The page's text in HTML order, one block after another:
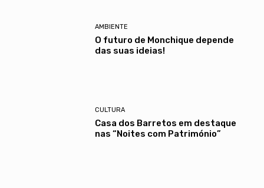
AMBIENTE
O futuro de Monchique depende
das suas ideias!
CULTURA
Casa dos Barretos em destaque
nas “Noites com Património”